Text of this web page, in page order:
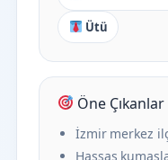
Ütü
Öne Çıkanlar
İzmir merkez
Hassas